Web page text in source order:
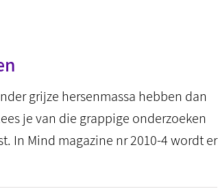
grijze hersenmassa hebben dan
je van die grappige onderzoeken
In Mind magazine nr 2010-4 wordt er